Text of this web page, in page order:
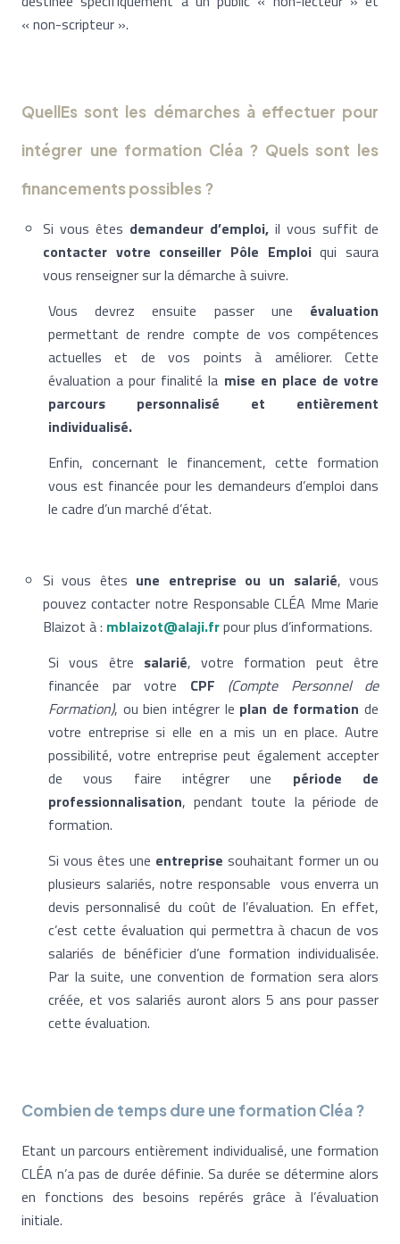
« non-scripteur ».
QuellEs sont les démarches à effectuer pour
intégrer une formation Cléa ? Quels sont les
financements possibles ?
Si vous êtes demandeur d’emploi, il vous suffit de
contacter votre conseiller Pôle Emploiqui saura
vous renseigner sur la démarche à suivre.
Vous devrez ensuite passer une évaluation
permettant de rendre compte de vos compétences
actuelles et de vos points à améliorer. Cette
évaluation a pour finalité la mise en place de votre
parcours personnalisé et entièrement
individualisé.
Enfin, concernant le financement, cette formation
vous est financée pour les demandeurs d’emploi dans
le cadre d’un marché d’état.
Si vous êtes une entreprise ou un salarié, vous
pouvez contacter notre Responsable CLÉA Mme Marie
Blaizot à : mblaizot@alaji.frpour plus d’informations.
Si vous être salarié, votre formation peut être
financée par votre CPF
(Compte Personnel de
Formation), ou bien intégrer le plan de formation de
votre entreprise si elle en a mis un en place. Autre
possibilité, votre entreprise peut également accepter
de vous faire intégrer une période de
professionnalisation, pendant toute la période de
formation.
Si vous êtes une entreprise souhaitant former un ou
plusieurs salariés, notre responsable vous enverra un
devis personnalisé du coût de l’évaluation. En effet,
c’est cette évaluation qui permettra à chacun de vos
salariés de bénéficier d’une formation individualisée.
Par la suite, une convention de formation sera alors
créée, et vos salariés auront alors 5 ans pour passer
cette évaluation.
Combien de temps dure une formation Cléa ?
Etant un parcours entièrement individualisé, une formation
CLÉA n’a pas de durée définie. Sa durée se détermine alors
en fonctions des besoins repérés grâce à l’évaluation
initiale.